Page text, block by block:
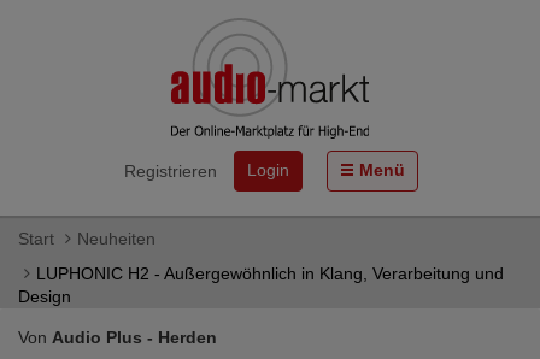
Registrieren Login Menü
Start
Neuheiten
LUPHONIC H2 - Außergewöhnlich in Klang, Verarbeitung und
Design
Von Audio Plus - Herden